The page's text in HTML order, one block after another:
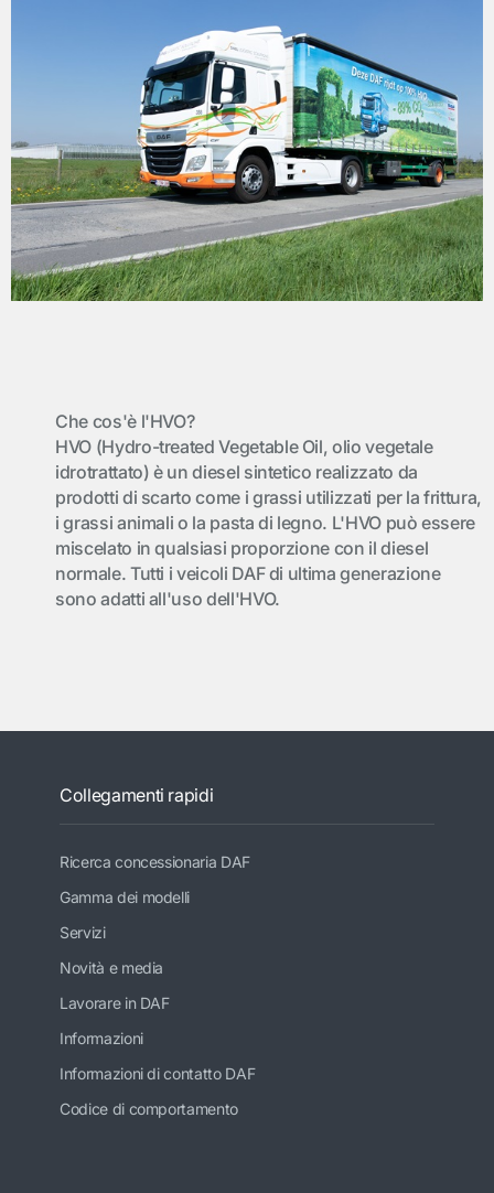
Che cos'è l'HVO?
HVO (Hydro-treated Vegetable Oil, olio vegetale
idrotrattato) è un diesel sintetico realizzato da
prodotti di scarto come i grassi utilizzati per la frittura,
i grassi animali o la pasta di legno. L'HVO può essere
miscelato in qualsiasi proporzione con il diesel
normale. Tutti i veicoli DAF di ultima generazione
sono adatti all'uso dell'HVO.
Collegamenti rapidi
Ricerca concessionaria DAF
Gamma dei modelli
Servizi
Novità e media
Lavorare in DAF
Informazioni
Informazioni di contatto DAF
Codice di comportamento